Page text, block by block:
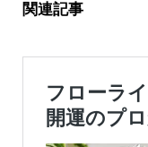
関連記事